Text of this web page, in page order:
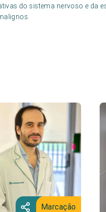
do sistema nervoso e da
Marcação